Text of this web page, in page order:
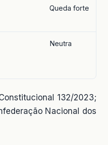
Queda forte
Neutra
132/2023;
Nacional dos